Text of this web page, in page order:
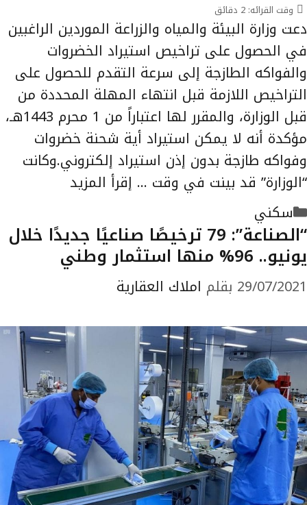
وقت القرائه: 2 دقائق
دعت وزارة البيئة والمياه والزراعة الموردين الراغبين
في الحصول على تراخيص استيراد الخضروات
والفواكه الطازجة إلى سرعة التقدم للحصول على
التراخيص اللازمة قبل انتهاء المهلة المحددة من
قبل الوزارة، والمقرر لها اعتباراً من 1 محرم 1443هـ،
مؤكدة أنه لا يمكن استيراد أية شحنة خضروات
وفواكه طازجة بدون إذن استيراد إلكتروني.وكانت
“الوزارة” قد بينت في وقت … إقرأ المزيد
التصنيفات
سكني
“الصناعة”: 79 ترخيصًا صناعيًا جديدًا خلال
يونيو.. 96% منها استثمار وطني
29/07/2021 بقلم املاك العقارية